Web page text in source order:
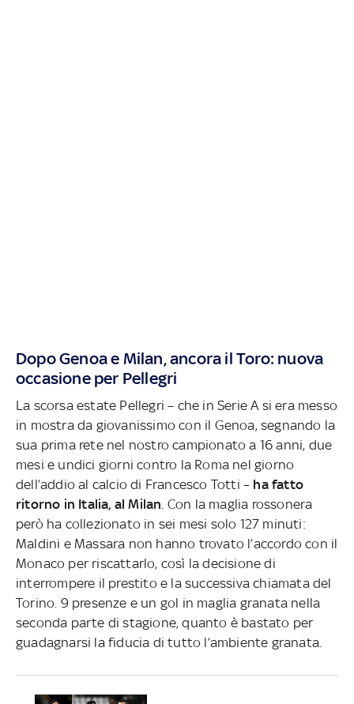
Dopo Genoa e Milan, ancora il Toro: nuova
occasione per Pellegri
La scorsa estate Pellegri – che in Serie A si era messo
in mostra da giovanissimo con il Genoa, segnando la
sua prima rete nel nostro campionato a 16 anni, due
mesi e undici giorni contro la Roma nel giorno
dell’addio al calcio di Francesco Totti – ha fatto
ritorno in Italia, al Milan . Con la maglia rossonera
però ha collezionato in sei mesi solo 127 minuti:
Maldini e Massara non hanno trovato l’accordo con il
Monaco per riscattarlo, così la decisione di
interrompere il prestito e la successiva chiamata del
Torino. 9 presenze e un gol in maglia granata nella
seconda parte di stagione, quanto è bastato per
guadagnarsi la fiducia di tutto l’ambiente granata.